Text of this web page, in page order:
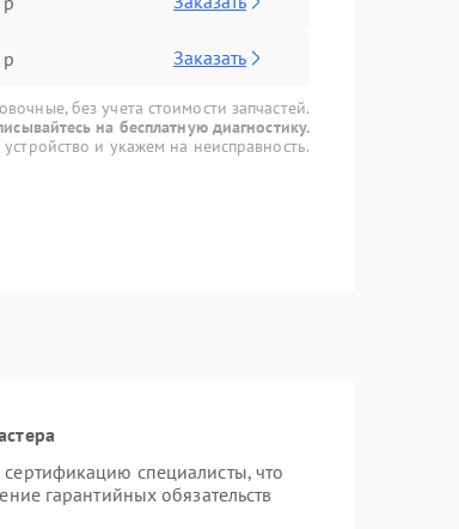
Заказать
без учета стоимости запчастей.
на бесплатную диагностику.
и укажем на неисправность.
специалисты, что
гарантийных обязательств